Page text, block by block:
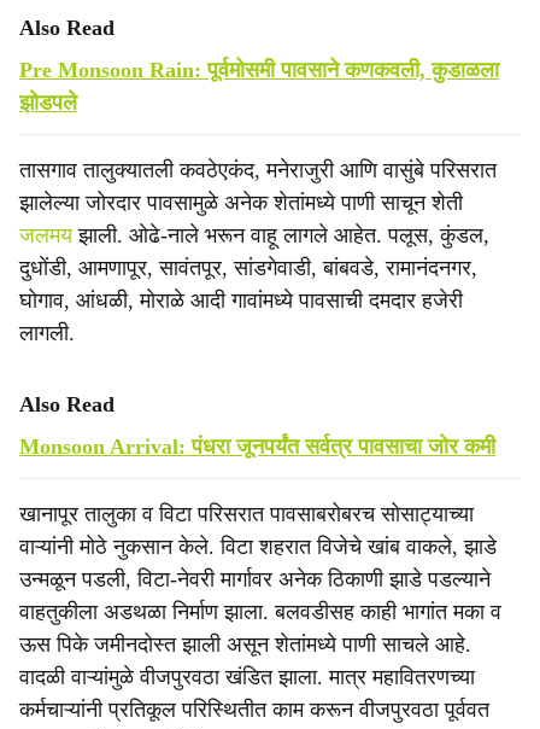
Also Read
Pre Monsoon Rain: पूर्वमोसमी पावसाने कणकवली, कुडाळला
झोडपले
तासगाव तालुक्यातली कवठेएकंद, मनेराजुरी आणि वासुंबे परिसरात
झालेल्या जोरदार पावसामुळे अनेक शेतांमध्ये पाणी साचून शेती
जलमयझाली. ओढे-नाले भरून वाहू लागले आहेत. पलूस, कुंडल,
दुधोंडी, आमणापूर, सावंतपूर, सांडगेवाडी, बांबवडे, रामानंदनगर,
घोगाव, आंधळी, मोराळे आदी गावांमध्ये पावसाची दमदार हजेरी
लागली.
Also Read
Monsoon Arrival: पंधरा जूनपर्यंत सर्वत्र पावसाचा जोर कमी
खानापूर तालुका व विटा परिसरात पावसाबरोबरच सोसाट्याच्या
वाऱ्यांनी मोठे नुकसान केले. विटा शहरात विजेचे खांब वाकले, झाडे
उन्मळून पडली, विटा-नेवरी मार्गावर अनेक ठिकाणी झाडे पडल्याने
वाहतुकीला अडथळा निर्माण झाला. बलवडीसह काही भागांत मका व
ऊस पिके जमीनदोस्त झाली असून शेतांमध्ये पाणी साचले आहे.
वादळी वाऱ्यांमुळे वीजपुरवठा खंडित झाला. मात्र महावितरणच्या
कर्मचाऱ्यांनी प्रतिकूल परिस्थितीत काम करून वीजपुरवठा पूर्ववत